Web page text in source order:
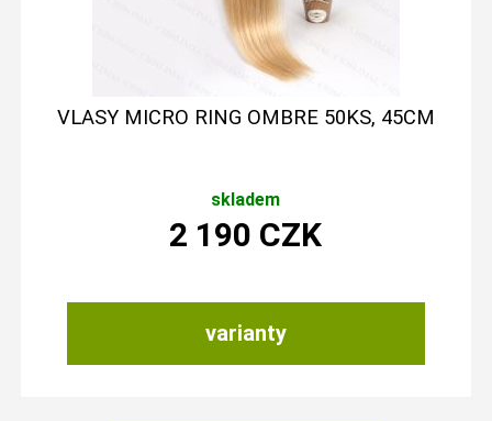
VLASY MICRO RING OMBRE 50KS, 45CM
skladem
varianty
2 190 CZK